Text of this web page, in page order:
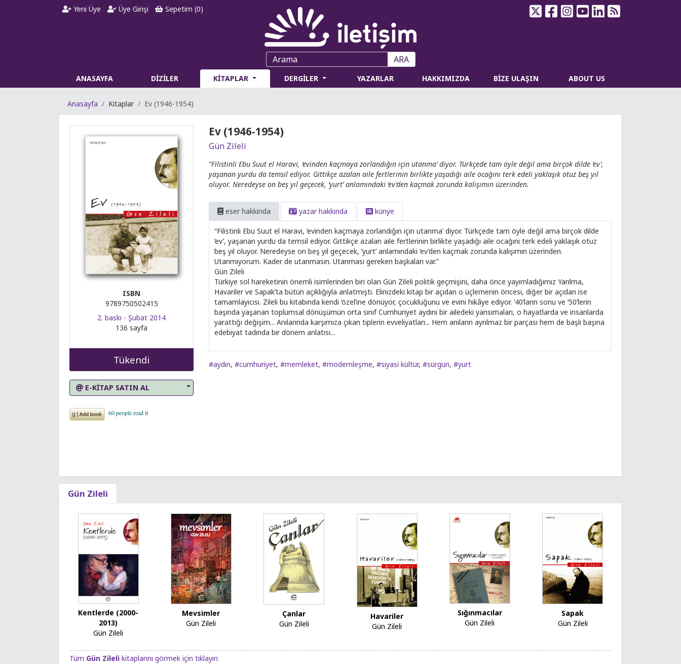
Yeni Üye Üye Girişi Sepetim (0)
ARA
ANASAYFA DİZİLER KİTAPLAR DERGİLER YAZARLAR HAKKIMIZDA BİZE ULAŞIN ABOUT US
Anasayfa Kitaplar Ev (1946-1954)
ISBN
9789750502415
2. baskı - Şubat 2014
136 sayfa
Tükendi
E-KİTAP SATIN AL
Ev (1946-1954)
Gün Zileli
“Filistinli Ebu Suut el Haravi, ‘evinden kaçmaya zorlandığın için utanma’ diyor. Türkçede tam öyle değil ama birçok dilde ‘ev’,
yaşanan yurdu da temsil ediyor. Gittikçe azalan aile fertlerinin birlikte yaşadığı aile ocağını terk edeli yaklaşık otuz beş yıl
oluyor. Neredeyse on beş yıl geçecek, ‘yurt’ anlamındaki ‘ev’den kaçmak zorunda kalışımın üzerinden.
eser hakkında yazar hakkında künye
“Filistinli Ebu Suut el Haravi, ‘evinden kaçmaya zorlandığın için utanma’ diyor. Türkçede tam öyle değil ama birçok dilde
‘ev’, yaşanan yurdu da temsil ediyor. Gittikçe azalan aile fertlerinin birlikte yaşadığı aile ocağını terk edeli yaklaşık otuz
beş yıl oluyor. Neredeyse on beş yıl geçecek, ‘yurt’ anlamındaki ‘ev’den kaçmak zorunda kalışımın üzerinden.
Utanmıyorum. Kader de utanmasın. Utanması gereken başkaları var.”
Gün Zileli
Türkiye sol hareketinin önemli isimlerinden biri olan Gün Zileli politik geçmişini, daha önce yayımladığımız Yarılma,
Havariler ve Sapak’ta bütün açıklığıyla anlatmıştı. Elinizdeki kitap bir açıdan o üçlemenin öncesi, diğer bir açıdan ise
tamamlayıcısı. Zileli bu kitabında kendi ‘özel’ine dönüyor, çocukluğunu ve evini hikâye ediyor. ’40’ların sonu ve ’50’lerin
başında yaşanan toplumsal dönüşümün orta sınıf Cumhuriyet aydını bir ailedeki yansımaları, o hayatlarda ve insanlarda
yarattığı değişim... Anılarında karşımıza çıkan tiplerin evveliyatları... Hem anıların ayrılmaz bir parçası hem de başlı başına
edebiyat tadında bir dönem anlatısı...
#aydın, #cumhuriyet, #memleket, #modernleşme, #siyasi kültür, #sürgün, #yurt
Gün Zileli
Kentlerde (2000-
2013)
Gün Zileli
Mevsimler
Gün Zileli
Çanlar
Gün Zileli
Havariler
Gün Zileli
Sığınmacılar
Gün Zileli
Sapak
Gün Zileli
Tüm Gün Zileli kitaplarını görmek için tıklayın